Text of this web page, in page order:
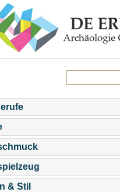
& Stil